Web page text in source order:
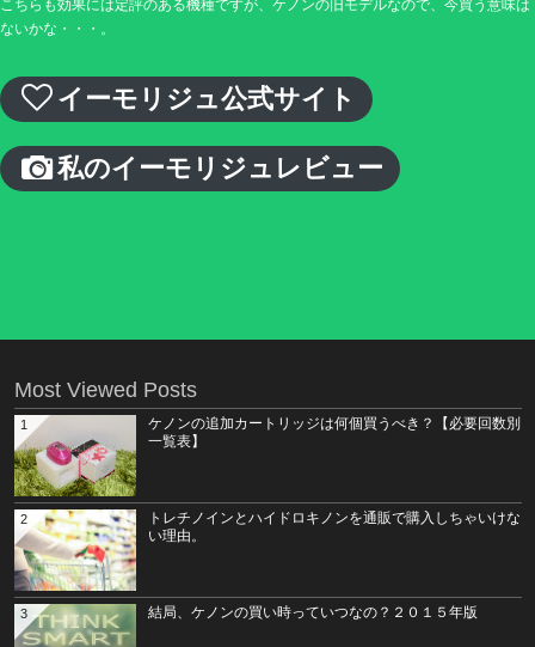
こちらも効果には定評のある機種ですが、ケノンの旧モデルなので、今買う意味は
ないかな・・・。
イーモリジュ公式サイト
私のイーモリジュレビュー
Most Viewed Posts
ケノンの追加カートリッジは何個買うべき？【必要回数別
一覧表】
1
トレチノインとハイドロキノンを通販で購入しちゃいけな
い理由。
2
結局、ケノンの買い時っていつなの？２０１５年版
3